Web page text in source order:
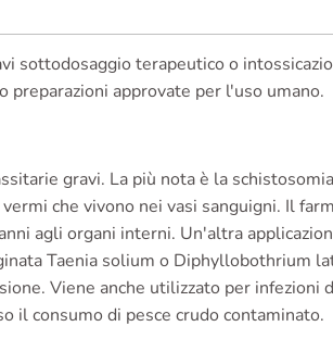
sottodosaggio terapeutico o
preparazioni approvate per l'uso umano.
gravi. La più nota è la
che vivono nei vasi sanguigni. Il
agli organi interni. Un'altra
Taenia solium o Diphyllobothrium
Viene anche utilizzato per infezioni
il consumo di pesce crudo contaminato.